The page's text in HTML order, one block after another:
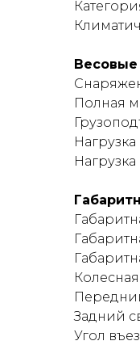
Весовые
Полная
Задний
Угол